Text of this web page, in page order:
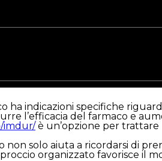
ha indicazioni specifiche
l’efficacia del farmaco e
imdur/è un’opzione per trattare
solo aiuta a ricordarsi di
organizzato favorisce il